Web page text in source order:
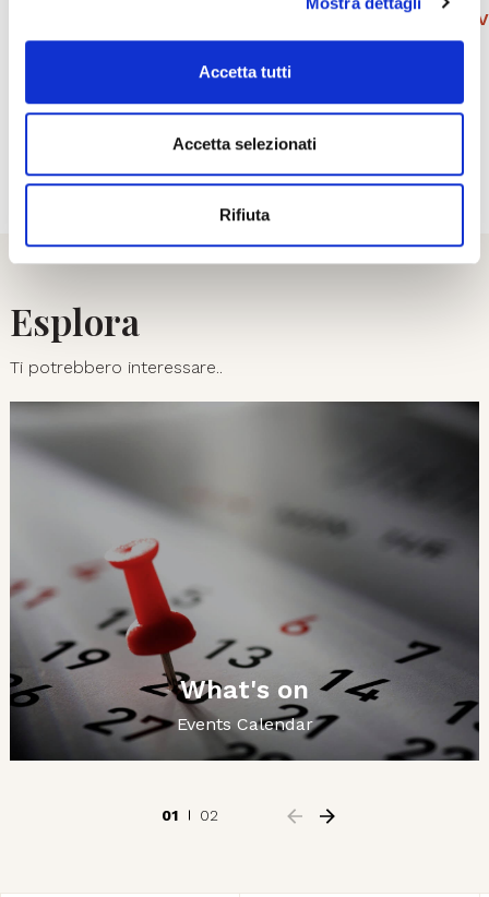
Accetta tutti
Accetta selezionati
Rifiuta
ON
Esplora
Ti potrebbero interessare..
What's on
Events Calendar
01 02